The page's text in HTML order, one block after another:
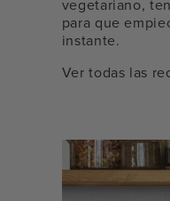
vegetariano,
para que
instante.
Ver todas las